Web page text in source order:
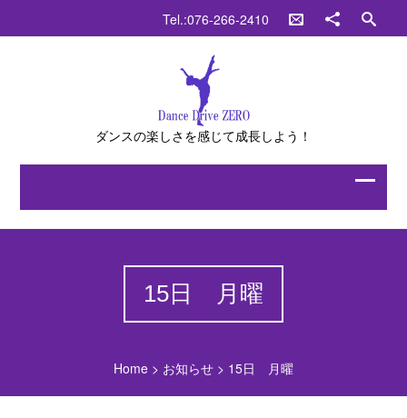
Tel.:076-266-2410
ダンスの楽しさを感じて成長しよう！
15日 月曜
Home> お知らせ> 15日 月曜